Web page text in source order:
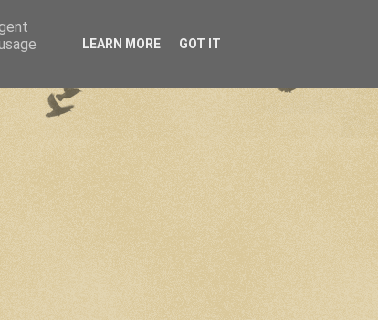
LEARN MORE GOT IT